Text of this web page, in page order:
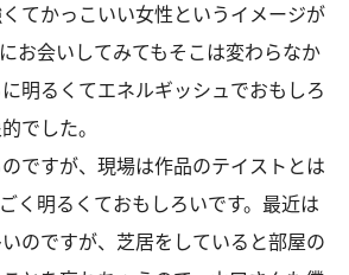
てかっこいい女性というイメージが
お会いしてみてもそこは変わらなか
明るくてエネルギッシュでおもしろ
でした。
ですが、現場は作品のテイストとは
く明るくておもしろいです。最近は
のですが、芝居をしていると部屋の